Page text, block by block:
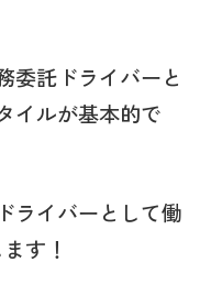
委託ドライバーと
イルが基本的で
ライバーとして働
す！